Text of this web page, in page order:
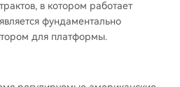
в котором работает
фундаментально
для платформы.